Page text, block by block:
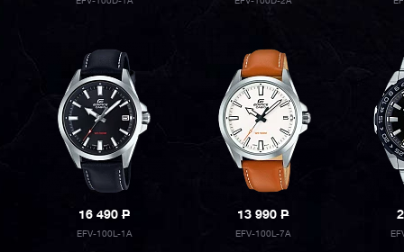
16 490P
EFV-100L-1A
13 990P
EFV-100L-7A